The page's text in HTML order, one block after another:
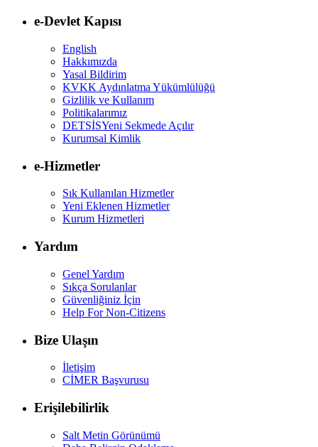
e-Devlet Kapısı
English
Hakkımızda
Yasal Bildirim
KVKK Aydınlatma Yükümlülüğü
Gizlilik ve Kullanım
Politikalarımız
DETSİSYeni Sekmede Açılır
Kurumsal Kimlik
e-Hizmetler
Sık Kullanılan Hizmetler
Yeni Eklenen Hizmetler
Kurum Hizmetleri
Yardım
Genel Yardım
Sıkça Sorulanlar
Güvenliğiniz İçin
Help For Non-Citizens
Bize Ulaşın
İletişim
CİMER Başvurusu
Erişilebilirlik
Salt Metin Görünümü